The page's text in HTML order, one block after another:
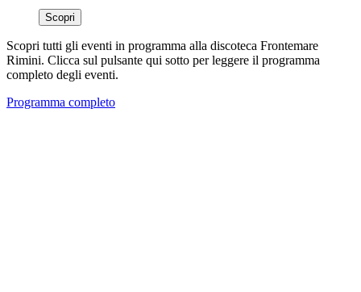
Scopri
Scopri tutti gli eventi in programma alla discoteca Frontemare
Rimini. Clicca sul pulsante qui sotto per leggere il programma
completo degli eventi.
Programma completo